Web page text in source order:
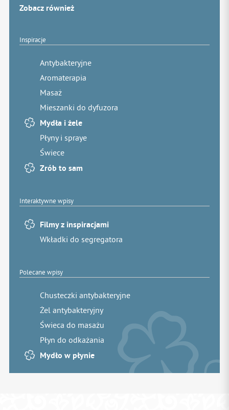
Zobacz również
Inspiracje
Antybakteryjne
Aromaterapia
Masaż
Mieszanki do dyfuzora
Mydła i żele
Płyny i spraye
Świece
Zrób to sam
Interaktywne wpisy
Filmy z inspiracjami
Wkładki do segregatora
Polecane wpisy
Chusteczki antybakteryjne
Żel antybakteryjny
Świeca do masażu
Płyn do odkażania
Mydło w płynie